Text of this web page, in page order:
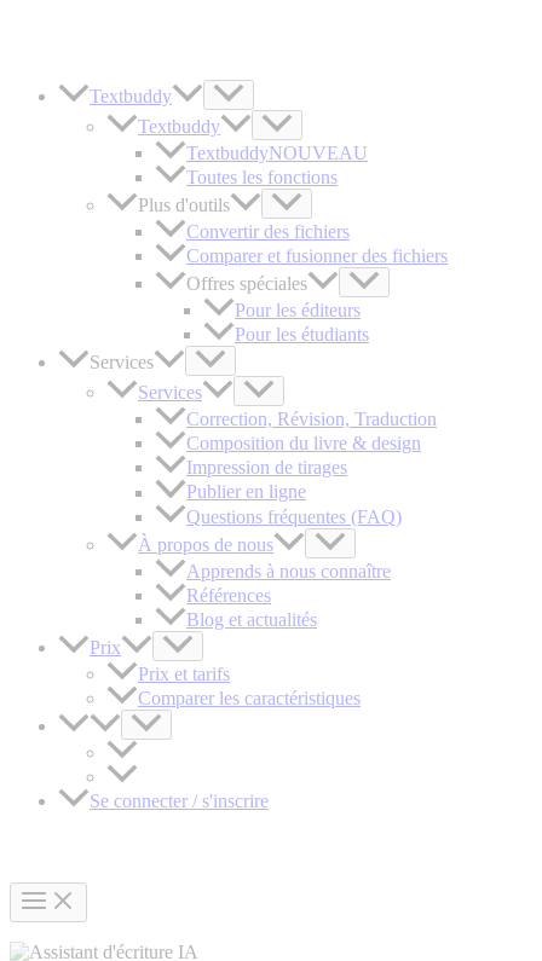
Textbuddy
Textbuddy
TextbuddyNOUVEAU
Toutes les fonctions
Plus d'outils
Convertir des fichiers
Comparer et fusionner des fichiers
Offres spéciales
Pour les éditeurs
Pour les étudiants
Services
Services
Correction, Révision, Traduction
Composition du livre & design
Impression de tirages
Publier en ligne
Questions fréquentes (FAQ)
À propos de nous
Apprends à nous connaître
Références
Blog et actualités
Prix
Prix et tarifs
Comparer les caractéristiques
Se connecter / s'inscrire